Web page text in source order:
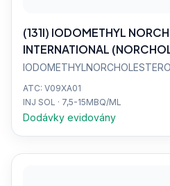
(131I) IODOMETHYL
INTERNATIONAL
ATC: V09XA01
INJ SOL · 7,5-15MBQ/ML
Dodávky evidovány